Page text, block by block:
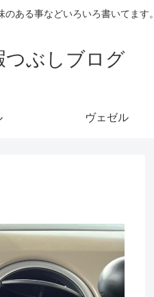
ある事などいろいろ書いてます。
つぶしブログ
ヴェゼル